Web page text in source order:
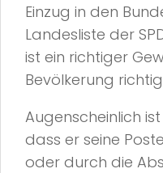
Einzug in den
Landesliste der
ist ein richtiger
Bevölkerung
Augenscheinlich
dass er seine
oder durch die